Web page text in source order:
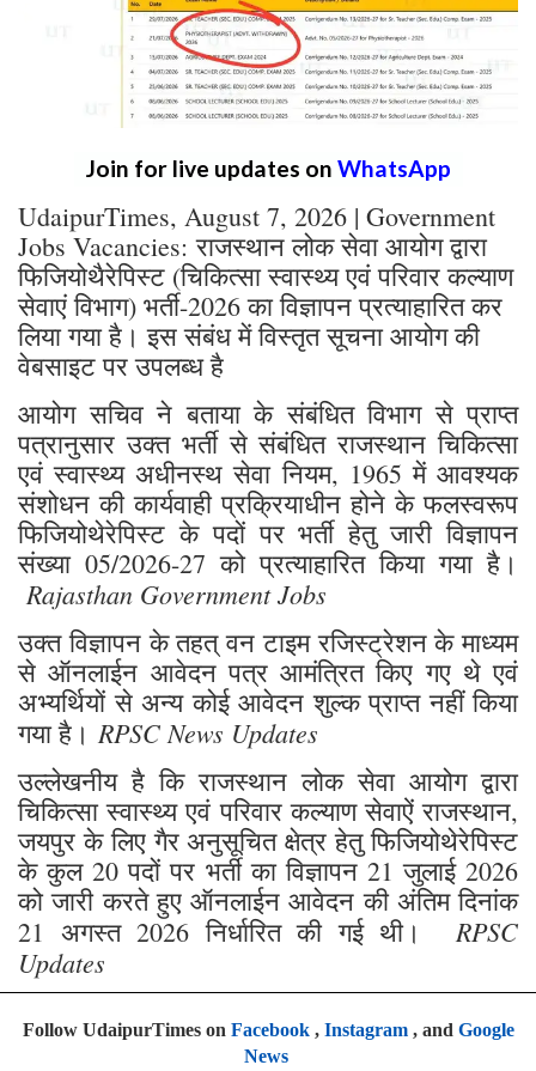
Join for live updates on WhatsApp
UdaipurTimes, August 7, 2026 | Government
Jobs Vacancies: राजस्थान लोक सेवा आयोग द्वारा
फिजियोथैरेपिस्ट (चिकित्सा स्वास्थ्य एवं परिवार कल्याण
सेवाएं विभाग) भर्ती-2026 का विज्ञापन प्रत्याहारित कर
लिया गया है। इस संबंध में विस्तृत सूचना आयोग की
वेबसाइट पर उपलब्ध है
आयोग सचिव ने बताया के संबंधित विभाग से प्राप्त
पत्रानुसार उक्त भर्ती से संबंधित राजस्थान चिकित्सा
एवं स्वास्थ्य अधीनस्थ सेवा नियम, 1965 में आवश्यक
संशोधन की कार्यवाही प्रक्रियाधीन होने के फलस्वरूप
फिजियोथेरेपिस्ट के पदों पर भर्ती हेतु जारी विज्ञापन
संख्या 05/2026-27 को प्रत्याहारित किया गया है।
Rajasthan Government Jobs
उक्त विज्ञापन के तहत् वन टाइम रजिस्ट्रेशन के माध्यम
से ऑनलाईन आवेदन पत्र आमंत्रित किए गए थे एवं
अभ्यर्थियों से अन्य कोई आवेदन शुल्क प्राप्त नहीं किया
गया है। RPSC News Updates
उल्लेखनीय है कि राजस्थान लोक सेवा आयोग द्वारा
चिकित्सा स्वास्थ्य एवं परिवार कल्याण सेवाऐं राजस्थान,
जयपुर के लिए गैर अनुसूचित क्षेत्र हेतु फिजियोथेरेपिस्ट
के कुल 20 पदों पर भर्ती का विज्ञापन 21 जुलाई 2026
को जारी करते हुए ऑनलाईन आवेदन की अंतिम दिनांक
21 अगस्त 2026 निर्धारित की गई थी। RPSC
Updates
Follow UdaipurTimes on Facebook, Instagram, and Google
News